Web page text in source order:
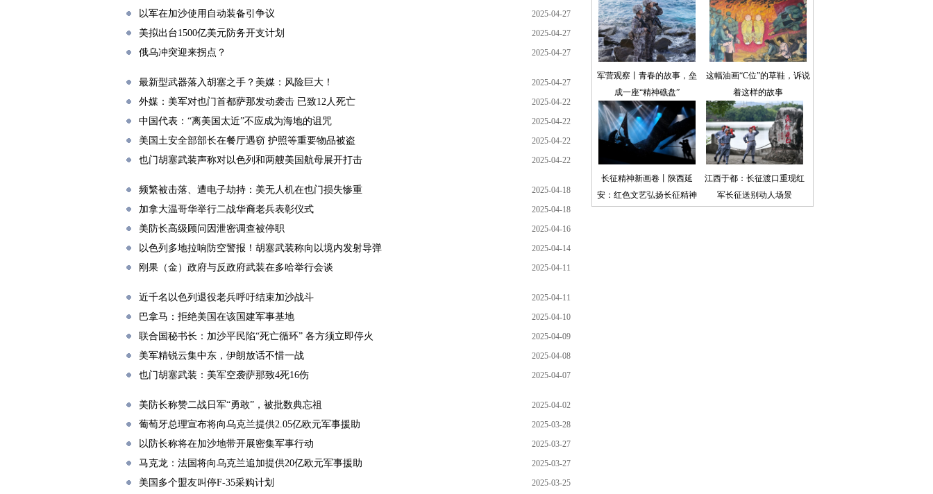
以军在加沙使用自动装备引争议 2025-04-27
美拟出台1500亿美元防务开支计划 2025-04-27
俄乌冲突迎来拐点？ 2025-04-27
最新型武器落入胡塞之手？美媒：风险巨大！ 2025-04-27
外媒：美军对也门首都萨那发动袭击 已致12人死亡 2025-04-22
中国代表：“离美国太近”不应成为海地的诅咒 2025-04-22
美国土安全部部长在餐厅遇窃 护照等重要物品被盗 2025-04-22
也门胡塞武装声称对以色列和两艘美国航母展开打击 2025-04-22
频繁被击落、遭电子劫持：美无人机在也门损失惨重 2025-04-18
加拿大温哥华举行二战华裔老兵表彰仪式 2025-04-18
美防长高级顾问因泄密调查被停职 2025-04-16
以色列多地拉响防空警报！胡塞武装称向以境内发射导弹 2025-04-14
刚果（金）政府与反政府武装在多哈举行会谈 2025-04-11
近千名以色列退役老兵呼吁结束加沙战斗 2025-04-11
巴拿马：拒绝美国在该国建军事基地 2025-04-10
联合国秘书长：加沙平民陷“死亡循环” 各方须立即停火 2025-04-09
美军精锐云集中东，伊朗放话不惜一战 2025-04-08
也门胡塞武装：美军空袭萨那致4死16伤 2025-04-07
美防长称赞二战日军“勇敢”，被批数典忘祖 2025-04-02
葡萄牙总理宣布将向乌克兰提供2.05亿欧元军事援助 2025-03-28
以防长称将在加沙地带开展密集军事行动 2025-03-27
马克龙：法国将向乌克兰追加提供20亿欧元军事援助 2025-03-27
美国多个盟友叫停F-35采购计划 2025-03-25
军营观察丨青春的故事，垒
成一座“精神礁盘”
这幅油画“C位”的草鞋，诉说
着这样的故事
长征精神新画卷丨陕西延
安：红色文艺弘扬长征精神
江西于都：长征渡口重现红
军长征送别动人场景